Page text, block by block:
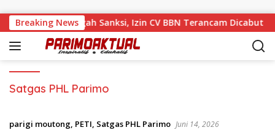
Breaking News
Beroperasi di Tengah Sanksi, Izin CV BBN Terancam Dicabut
Satgas PHL Parimo
parigi moutong, PETI, Satgas PHL Parimo Juni 14, 2026